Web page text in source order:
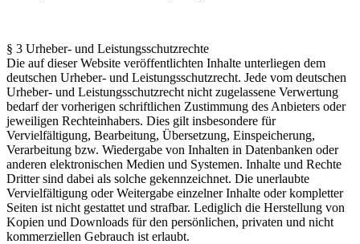
§ 3 Urheber- und Leistungsschutzrechte
Die auf dieser Website veröffentlichten Inhalte unterliegen dem
deutschen Urheber- und Leistungsschutzrecht. Jede vom deutschen
Urheber- und Leistungsschutzrecht nicht zugelassene Verwertung
bedarf der vorherigen schriftlichen Zustimmung des Anbieters oder
jeweiligen Rechteinhabers. Dies gilt insbesondere für
Vervielfältigung, Bearbeitung, Übersetzung, Einspeicherung,
Verarbeitung bzw. Wiedergabe von Inhalten in Datenbanken oder
anderen elektronischen Medien und Systemen. Inhalte und Rechte
Dritter sind dabei als solche gekennzeichnet. Die unerlaubte
Vervielfältigung oder Weitergabe einzelner Inhalte oder kompletter
Seiten ist nicht gestattet und strafbar. Lediglich die Herstellung von
Kopien und Downloads für den persönlichen, privaten und nicht
kommerziellen Gebrauch ist erlaubt.